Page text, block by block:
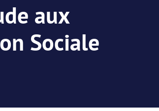
aux
Sociale